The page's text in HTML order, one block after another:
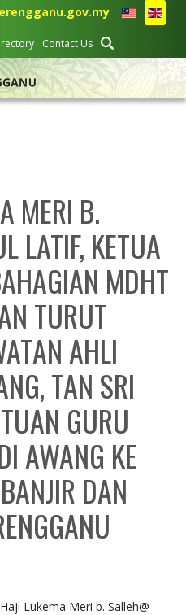
Contact Us
MERI B.
LATIF, KETUA
MDHT
TURUT
AHLI
TAN SRI
GURU
AWANG KE
DAN
Lukema Meri b. Salleh@